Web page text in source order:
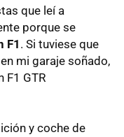
que leí a
porque se
F1 . Si tuviese que
mi garaje soñado,
F1 GTR
y coche de